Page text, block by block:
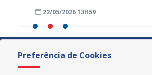
a Lagoa do Salitre
22/05/2026 13H59
Preferência de Cookies